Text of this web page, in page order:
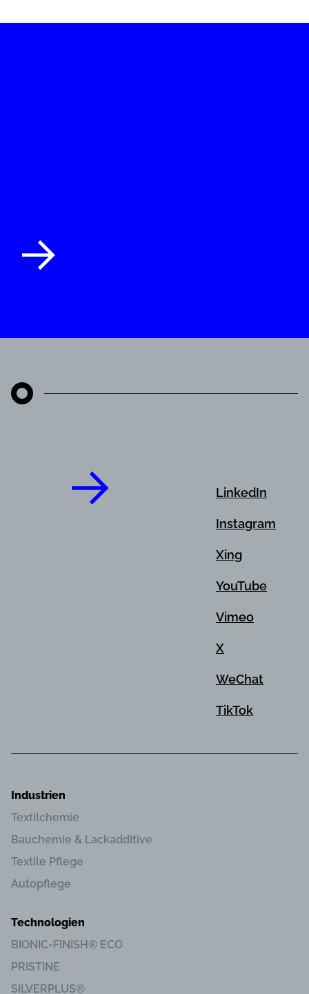
LinkedIn
Instagram
Xing
YouTube
Vimeo
X
WeChat
TikTok
Industrien
Textilchemie
Bauchemie & Lackadditive
Textile Pflege
Autopflege
Technologien
BIONIC-FINISH® ECO
PRISTINE
SILVERPLUS®